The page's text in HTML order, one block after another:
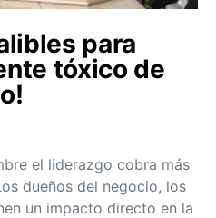
para
tóxico de
el liderazgo cobra más
dueños del negocio, los
un impacto directo en la